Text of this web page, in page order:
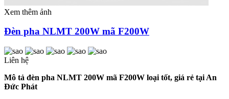
Xem thêm ảnh
Đèn pha NLMT 200W mã F200W
Liên hệ
Mô tả đèn pha NLMT 200W mã F200W loại tốt, giá rẻ tại An
Đức Phát